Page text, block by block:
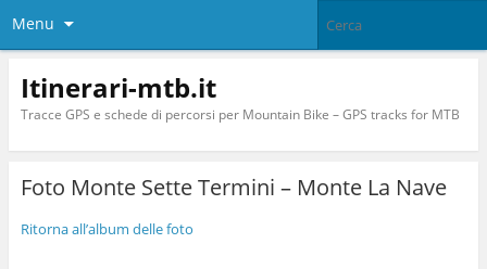
Menu
Itinerari-mtb.it
Tracce GPS e schede di percorsi per Mountain Bike – GPS tracks for MTB
Foto Monte Sette Termini – Monte La Nave
Ritorna all’album delle foto